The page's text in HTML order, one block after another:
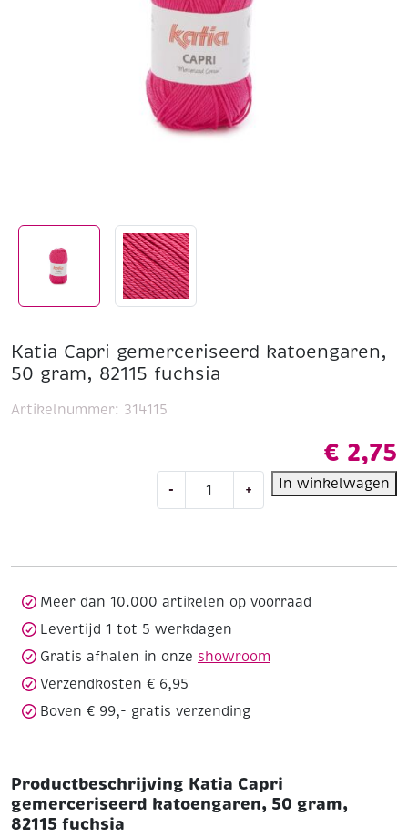
Katia Capri gemerceriseerd katoengaren,
50 gram, 82115 fuchsia
€ 2,75
-
82115
+ In winkelwagen
Artikelnummer: 314115
Meer dan 10.000 artikelen op voorraad
Levertijd 1 tot 5 werkdagen
Gratis afhalen in onze showroom
Verzendkosten € 6,95
Boven € 99,- gratis verzending
Productbeschrijving Katia Capri
gemerceriseerd katoengaren, 50 gram,
82115 fuchsia